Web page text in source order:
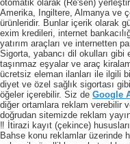
otomatik olarak (Re'sen)
Amerika, Ingiltere, Almanya ve
ürünleridir. Bunlar içerik olarak
exim kredileri, internet
yatırım araçları ve internetten
Sigorta, yabancı dil okulları gibi
taşınmaz eşyalar ve araç
ücretsiz eleman ilanları ile ilgili
diyet ve özel sağlık sigortası
öğeler içerebilir. Siz de Google
diğer ortamlara reklam verebilir
doğrudan sitemizde reklam
‼️ İtirazi kayıt (çekince)
Bahse konu reklamlar üzerinde